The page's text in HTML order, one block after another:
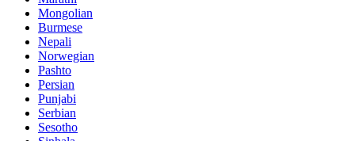
Mongolian
Burmese
Nepali
Norwegian
Pashto
Persian
Punjabi
Serbian
Sesotho